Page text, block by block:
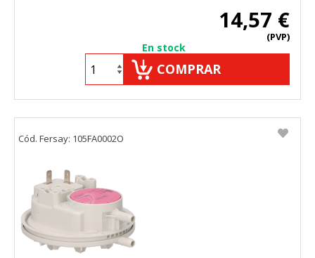
14,57 €
(PVP)
En stock
COMPRAR
Cód. Fersay: 105FA0002O